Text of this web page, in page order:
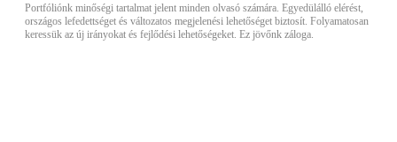
Portfóliónk minőségi tartalmat jelent minden olvasó számára. Egyedülálló elérést,
országos lefedettséget és változatos megjelenési lehetőséget biztosít. Folyamatosan
keressük az új irányokat és fejlődési lehetőségeket. Ez jövőnk záloga.